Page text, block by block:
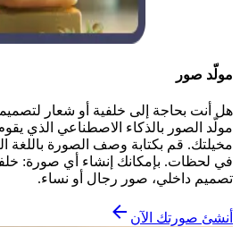
مولّد صور
هل أنت بحاجة إلى خلفية أو شعار
مولّد الصور بالذكاء الاصطناعي الذي
مخيلتك. قم بكتابة وصف الصورة باللغة
في لحظات. بإمكانك إنشاء أي صورة:
تصميم داخلي، صور رجال أو نساء.
أنشئ صورتك الآن